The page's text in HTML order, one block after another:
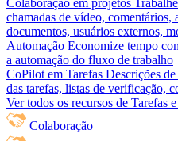
Colaboração em projetos
chamadas de vídeo, comentários,
documentos, usuários externos,
Automação Economize tempo
a automação do fluxo de trabalho
CoPilot em Tarefas Descrições
das tarefas, listas de verificação,
Ver todos os recursos de Tarefas
Colaboração